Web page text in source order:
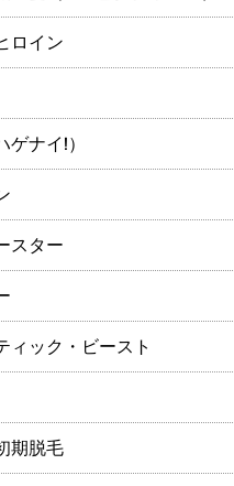
ロイン
ゲナイ!）
スター
ィック・ビースト
期脱毛